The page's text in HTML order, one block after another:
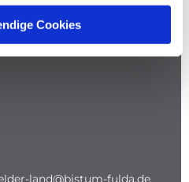
Cookies
land@bistum-fulda.de